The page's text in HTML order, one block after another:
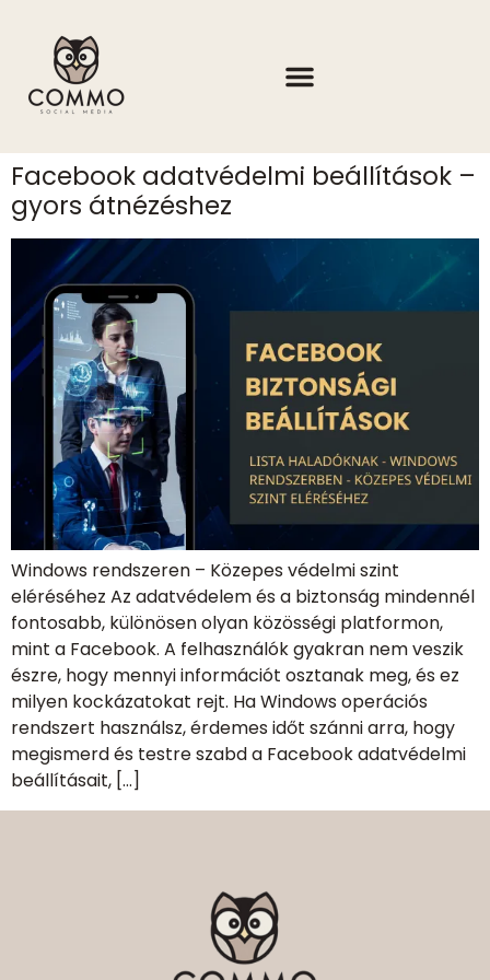
Facebook adatvédelmi beállítások –
gyors átnézéshez
Windows rendszeren – Közepes védelmi szint
eléréséhez Az adatvédelem és a biztonság mindennél
fontosabb, különösen olyan közösségi platformon,
mint a Facebook. A felhasználók gyakran nem veszik
észre, hogy mennyi információt osztanak meg, és ez
milyen kockázatokat rejt. Ha Windows operációs
rendszert használsz, érdemes időt szánni arra, hogy
megismerd és testre szabd a Facebook adatvédelmi
beállításait, […]